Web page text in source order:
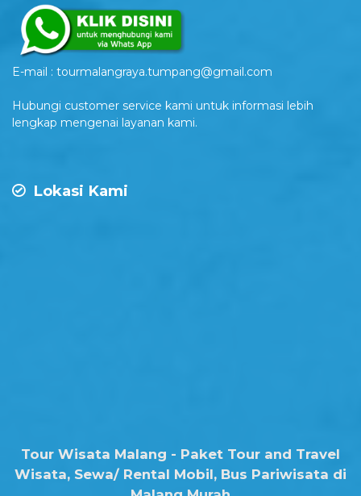
E-mail : tourmalangraya.tumpang@gmail.com
Hubungi customer service kami untuk informasi lebih
lengkap mengenai layanan kami.
Lokasi Kami
Tour Wisata Malang - Paket Tour and Travel
Wisata, Sewa/ Rental Mobil, Bus Pariwisata di